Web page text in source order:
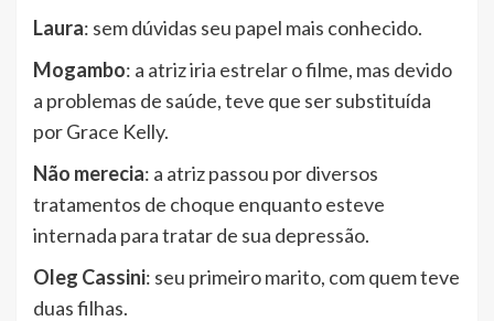
Laura: sem dúvidas seu papel mais conhecido.
Mogambo: a atriz iria estrelar o filme, mas devido
a problemas de saúde, teve que ser substituída
por Grace Kelly.
Não merecia: a atriz passou por diversos
tratamentos de choque enquanto esteve
internada para tratar de sua depressão.
Oleg Cassini: seu primeiro marito, com quem teve
duas filhas.